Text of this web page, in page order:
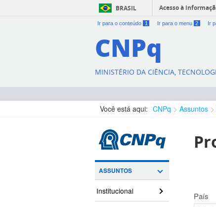
BRASIL Acesso à
Ir para o conteúdo 1 Ir para o menu 2 Ir
CNPq
MINISTÉRIO DA CIÊNCIA,
Você está aqui: CNPq Assuntos
ASSUNTOS
Institucional País